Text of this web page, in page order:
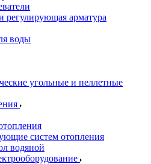
регулирующая арматура
воды
угольные и пеллетные
систем отопления
водяной